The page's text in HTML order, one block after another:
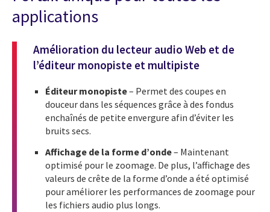
applications
Amélioration du lecteur audio Web et de
l’éditeur monopiste et multipiste
Éditeur monopiste– Permet des coupes en
douceur dans les séquences grâce à des fondus
enchaînés de petite envergure afin d’éviter les
bruits secs.
Affichage de la forme d’onde– Maintenant
optimisé pour le zoomage. De plus, l’affichage des
valeurs de crête de la forme d’onde a été optimisé
pour améliorer les performances de zoomage pour
les fichiers audio plus longs.